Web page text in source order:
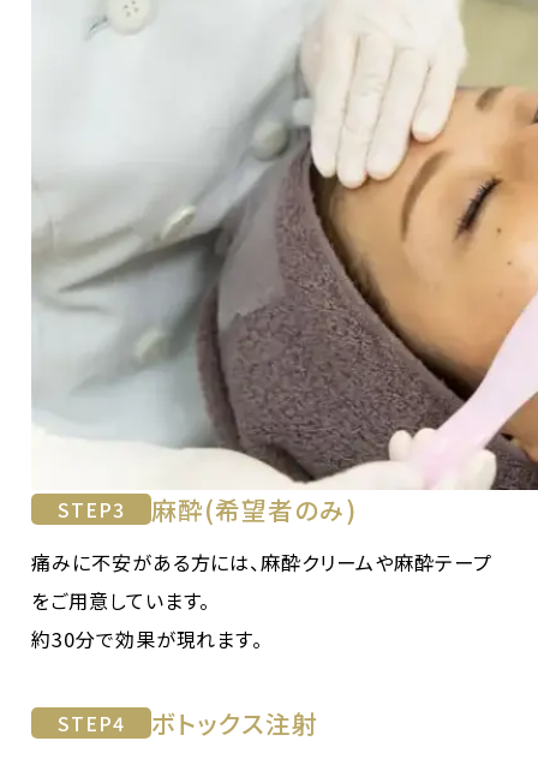
STEP3 麻酔(希望者のみ)
痛みに不安がある方には、麻酔クリームや麻酔テープ
をご用意しています。
約30分で効果が現れます。
STEP4 ボトックス注射